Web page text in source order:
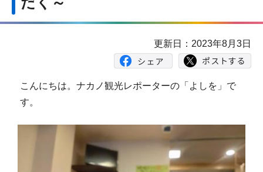
更新日：2023年8月3日
こんにちは。ナカノ観光レポーターの「よしを」で
す。